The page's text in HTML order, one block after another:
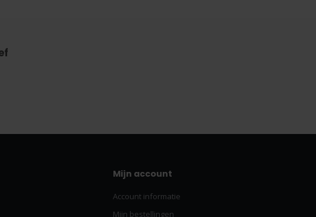
Mijn account
Account informatie
Mijn bestellingen